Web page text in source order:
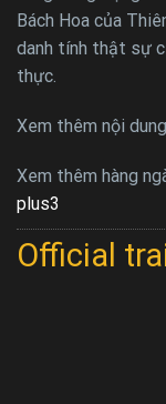
Bách Hoa của
danh tính thật sự
thực.
Xem thêm nội
Xem thêm hàng
plus3
Official